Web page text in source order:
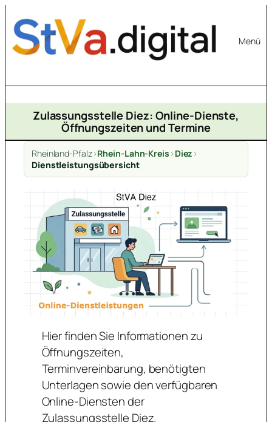
Inhalt
springen
Menü
Zulassungsstelle Diez: Online-Dienste,
Öffnungszeiten und Termine
Rheinland-Pfalz>Rhein-Lahn-Kreis >Diez >
Dienstleistungsübersicht
Hier finden Sie Informationen zu
Öffnungszeiten,
Terminvereinbarung, benötigten
Unterlagen sowie den verfügbaren
Online-Diensten der
Zulassungsstelle Diez.